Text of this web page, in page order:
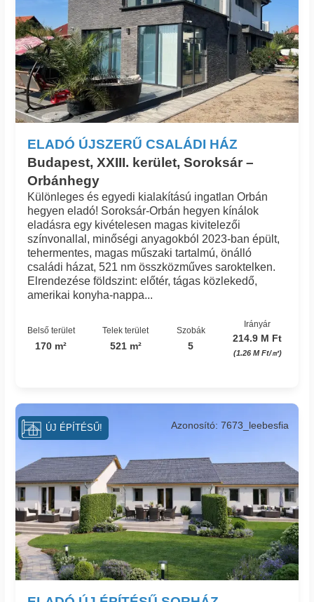
ELADÓ ÚJSZERŰ CSALÁDI HÁZ
Budapest, XXIII. kerület, Soroksár –
Orbánhegy
Különleges és egyedi kialakítású ingatlan Orbán
hegyen eladó! Soroksár-Orbán hegyen kínálok
eladásra egy kivételesen magas kivitelezői
színvonallal, minőségi anyagokból 2023-ban épült,
tehermentes, magas műszaki tartalmú, önálló
családi házat, 521 nm összközműves saroktelken.
Elrendezése földszint: előtér, tágas közlekedő,
amerikai konyha-nappa...
Belső terület
170 m²
Telek terület
521 m²
Szobák
5
Irányár
214.9 M Ft
(1.26 M Ft/㎡)
Azonosító: 7673_leebesfia
ÚJ ÉPÍTÉSŰ!